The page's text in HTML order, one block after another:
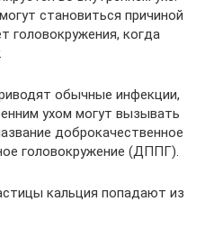
становиться причиной
головокружения, когда
обычные инфекции,
ухом могут вызывать
доброкачественное
головокружение (ДППГ).
кальция попадают из